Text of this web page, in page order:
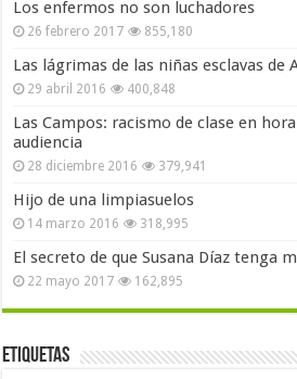
Los enfermos no son luchadores
26 febrero 2017 855,180
Las lágrimas de las niñas esclavas de
29 abril 2016 400,848
Las Campos: racismo de clase en
audiencia
28 diciembre 2016 379,941
Hijo de una limpiasuelos
14 marzo 2016 318,995
El secreto de que Susana Díaz tenga
22 mayo 2017 162,895
Etiquetas